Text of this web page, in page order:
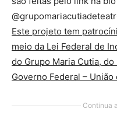
Este projeto tem
meio da Lei Federal de
do Grupo Maria Cutia,
Governo Federal –
Continua